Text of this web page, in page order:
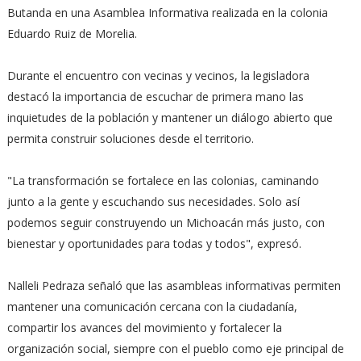
Butanda en una Asamblea Informativa realizada en la colonia
Eduardo Ruiz de Morelia.
Durante el encuentro con vecinas y vecinos, la legisladora
destacó la importancia de escuchar de primera mano las
inquietudes de la población y mantener un diálogo abierto que
permita construir soluciones desde el territorio.
"La transformación se fortalece en las colonias, caminando
junto a la gente y escuchando sus necesidades. Solo así
podemos seguir construyendo un Michoacán más justo, con
bienestar y oportunidades para todas y todos", expresó.
Nalleli Pedraza señaló que las asambleas informativas permiten
mantener una comunicación cercana con la ciudadanía,
compartir los avances del movimiento y fortalecer la
organización social, siempre con el pueblo como eje principal de